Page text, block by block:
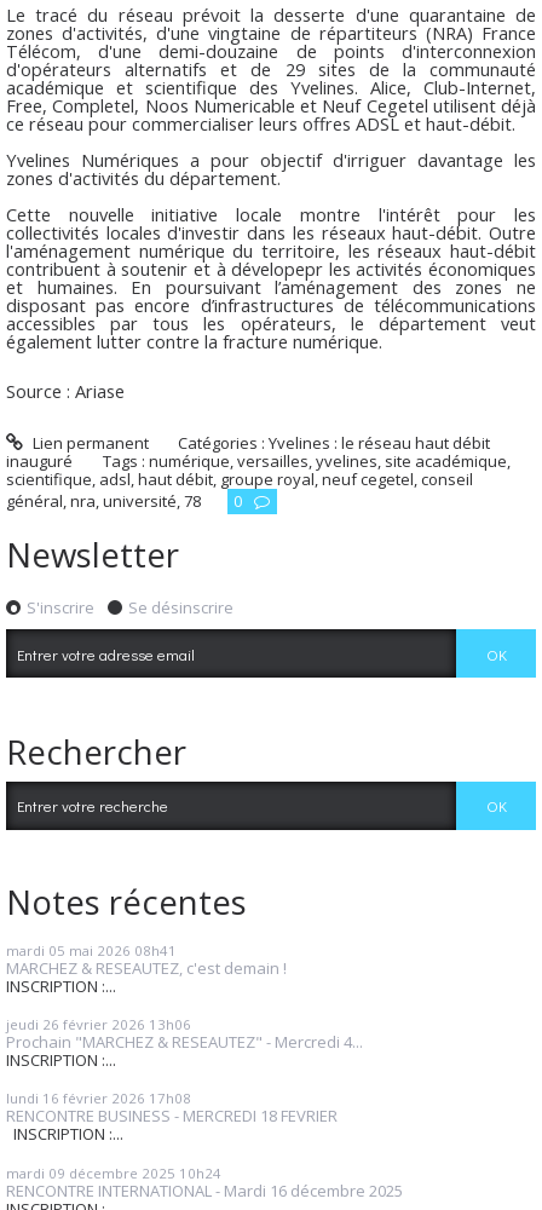
Le tracé du réseau prévoit la desserte d'une quarantaine de
zones d'activités, d'une vingtaine de répartiteurs (NRA) France
Télécom, d'une demi-douzaine de points d'interconnexion
d'opérateurs alternatifs et de 29 sites de la communauté
académique et scientifique des Yvelines. Alice, Club-Internet,
Free, Completel, Noos Numericable et Neuf Cegetel utilisent déjà
ce réseau pour commercialiser leurs offres ADSL et haut-débit.
Yvelines Numériques a pour objectif d'irriguer davantage les
zones d'activités du département.
Cette nouvelle initiative locale montre l'intérêt pour les
collectivités locales d'investir dans les réseaux haut-débit. Outre
l'aménagement numérique du territoire, les réseaux haut-débit
contribuent à soutenir et à dévelopepr les activités économiques
et humaines. En poursuivant l’aménagement des zones ne
disposant pas encore d’infrastructures de télécommunications
accessibles par tous les opérateurs, le département veut
également lutter contre la fracture numérique.
Source : Ariase
Lien permanent Catégories :Yvelines : le réseau haut débit
inauguré
Tags : numérique,versailles,yvelines, site académique,
scientifique, adsl,haut débit, groupe royal,neuf cegetel,conseil
général,nra,université,78 0
Newsletter
S'inscrire Se désinscrire
Rechercher
Notes récentes
mardi 05 mai 2026 08h41
MARCHEZ & RESEAUTEZ, c'est demain !
INSCRIPTION :...
jeudi 26 février 2026 13h06
Prochain "MARCHEZ & RESEAUTEZ" - Mercredi 4...
INSCRIPTION :...
lundi 16 février 2026 17h08
RENCONTRE BUSINESS - MERCREDI 18 FEVRIER
INSCRIPTION :...
mardi 09 décembre 2025 10h24
RENCONTRE INTERNATIONAL - Mardi 16 décembre 2025